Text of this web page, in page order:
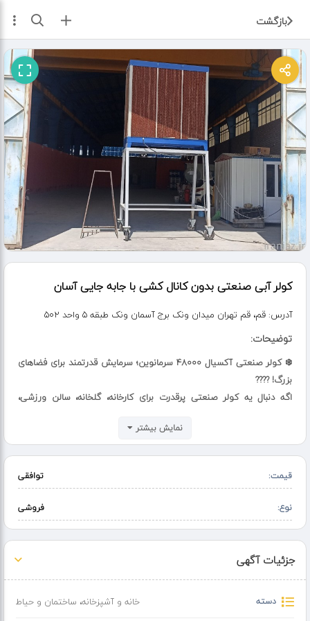
بازگشت ثبت آگهی
کولر آبی صنعتی بدون کانال کشی با جابه جایی آسان
آدرس: قم، قم تهران میدان ونک برج آسمان ونک طبقه 5 واحد 502
توضیحات:
❄️ کولر صنعتی آکسیال ۴۸۰۰۰ سرمانوین؛ سرمایش قدرتمند برای فضاهای
بزرگ! ????
اگه دنبال یه کولر صنعتی پرقدرت برای کارخانه، گلخانه، سالن ورزشی،
سلولزی آکسیال ۴۸۰۰۰ با فن آکسیال، پدهای سلولزی فنلاندی و تکنولوژی
روز، حسابی خنکت می‌کنه!
???? مشخصات فنی:
• ظرفیت هوا دهی: ۴۸۰۰۰ مترمکعب بر ساعت
• پرتاب باد: تا ۳۵ متر
• موتور: موتوژن یا الکتروژن، ۳ فاز تک‌دور
• پمپ: موتوژن با راندمان بالا
• جنس بدنه: گالوانیزه رنگ الکترواستاتیک
نمایش بیشتر
قیمت: توافقی
نوع: فروشی
جزئیات آگهی
دسته خانه و آشپزخانه، ساختمان و حیاط